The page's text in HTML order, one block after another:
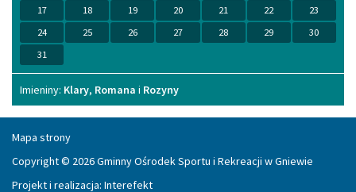
17
18 19 20 21 22
23
24
25 26 27 28 29
30
31
Imieniny
Imieniny: Klary, Romana i Rozyny
Mapa strony
Copyright © 2026 Gminny Ośrodek Sportu i Rekreacji w Gniewie
Projekt i realizacja: Interefekt